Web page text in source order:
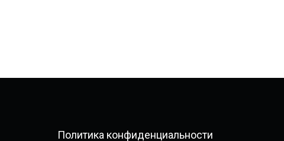
Политика конфиденциальности